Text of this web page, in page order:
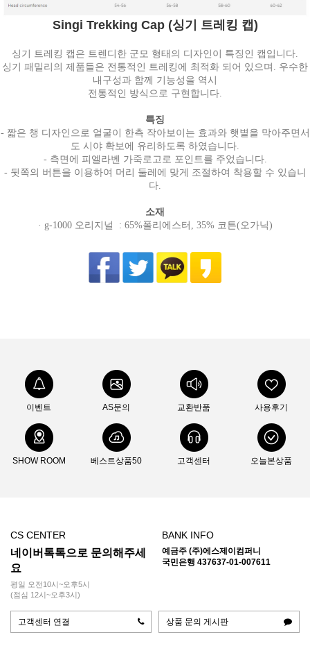
Singi Trekking Cap (싱기 트레킹 캡)
싱기 트레킹 캡은 트렌디한 군모 형태의 디자인이 특징인 캡입니다.
싱기 패밀리의 제품들은 전통적인 트레킹에 최적화 되어 있으며. 우수한
내구성과 함께 기능성을 역시
전통적인 방식으로 구현합니다.
특징
- 짧은 챙 디자인으로 얼굴이 한측 작아보이는 효과와 햇볕을 막아주면서
도 시야 확보에 유리하도록 하였습니다.
- 측면에 피엘라벤 가죽로고로 포인트를 주었습니다.
- 뒷쪽의 버튼을 이용하여 머리 둘레에 맞게 조절하여 착용할 수 있습니
다.
소재
· g-1000 오리지널 : 65%폴리에스터, 35% 코튼(오가닉)
이벤트 AS문의 교환반품 사용후기
SHOW ROOM 베스트상품50 고객센터 오늘본상품
CS CENTER
네이버톡톡으로 문의해주세
요
평일 오전10시~오후5시
(점심 12시~오후3시)
BANK INFO
예금주 (주)에스제이컴퍼니
국민은행 437637-01-007611
고객센터 연결 상품 문의 게시판